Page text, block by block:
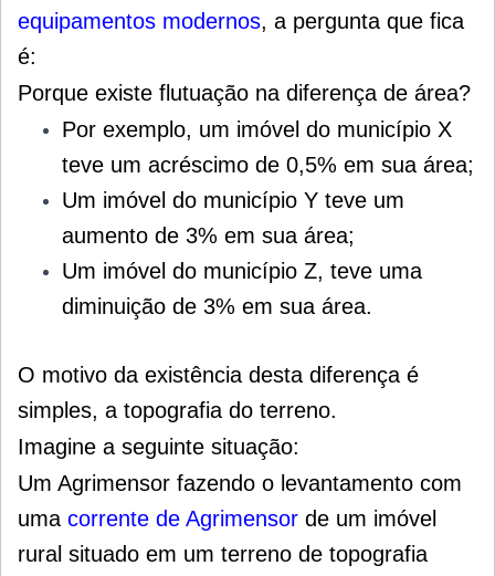
equipamentos modernos, a pergunta que fica
é:
Porque existe flutuação na diferença de área?
Por exemplo, um imóvel do município X
teve um acréscimo de 0,5% em sua área;
Um imóvel do município Y teve um
aumento de 3% em sua área;
Um imóvel do município Z, teve uma
diminuição de 3% em sua área.
O motivo da existência desta diferença é
simples, a topografia do terreno.
Imagine a seguinte situação:
Um Agrimensor fazendo o levantamento com
uma corrente de Agrimensor de um imóvel
rural situado em um terreno de topografia